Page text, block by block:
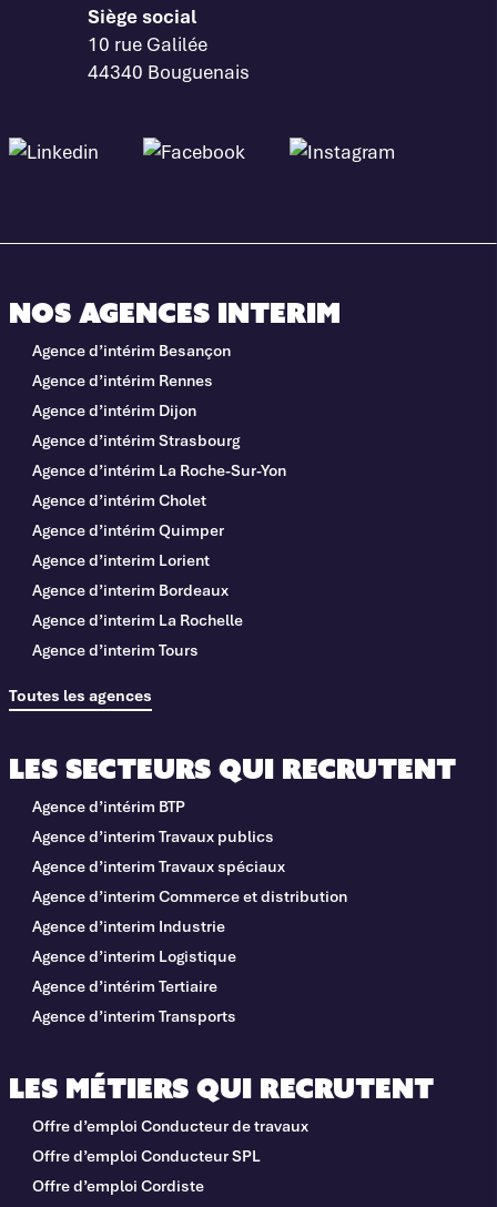
Siège social
10 rue Galilée
44340 Bouguenais
Nos agences interim
Agence d’intérim Besançon
Agence d’intérim Rennes
Agence d’intérim Dijon
Agence d’intérim Strasbourg
Agence d’intérim La Roche-Sur-Yon
Agence d’intérim Cholet
Agence d’intérim Quimper
Agence d’interim Lorient
Agence d’interim Bordeaux
Agence d’interim La Rochelle
Agence d’interim Tours
Toutes les agences
Les métiers qui recrutent
Offre d’emploi Conducteur de travaux
Offre d’emploi Conducteur SPL
Offre d’emploi Cordiste
Les secteurs qui recrutent
Agence d’intérim BTP
Agence d’interim Travaux publics
Agence d’interim Travaux spéciaux
Agence d’interim Commerce et distribution
Agence d’interim Industrie
Agence d’interim Logistique
Agence d’intérim Tertiaire
Agence d’interim Transports